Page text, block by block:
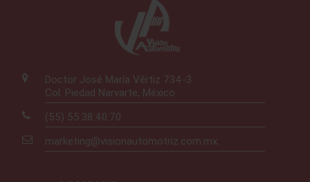
Doctor José María Vértiz 734-3
Col. Piedad Narvarte, México
(55) 55.38.40.70
marketing@visionautomotriz.com.mx